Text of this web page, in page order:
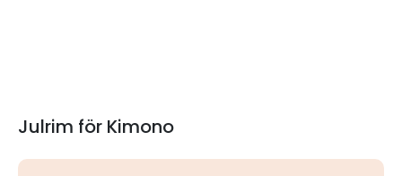
Julrim för Kimono